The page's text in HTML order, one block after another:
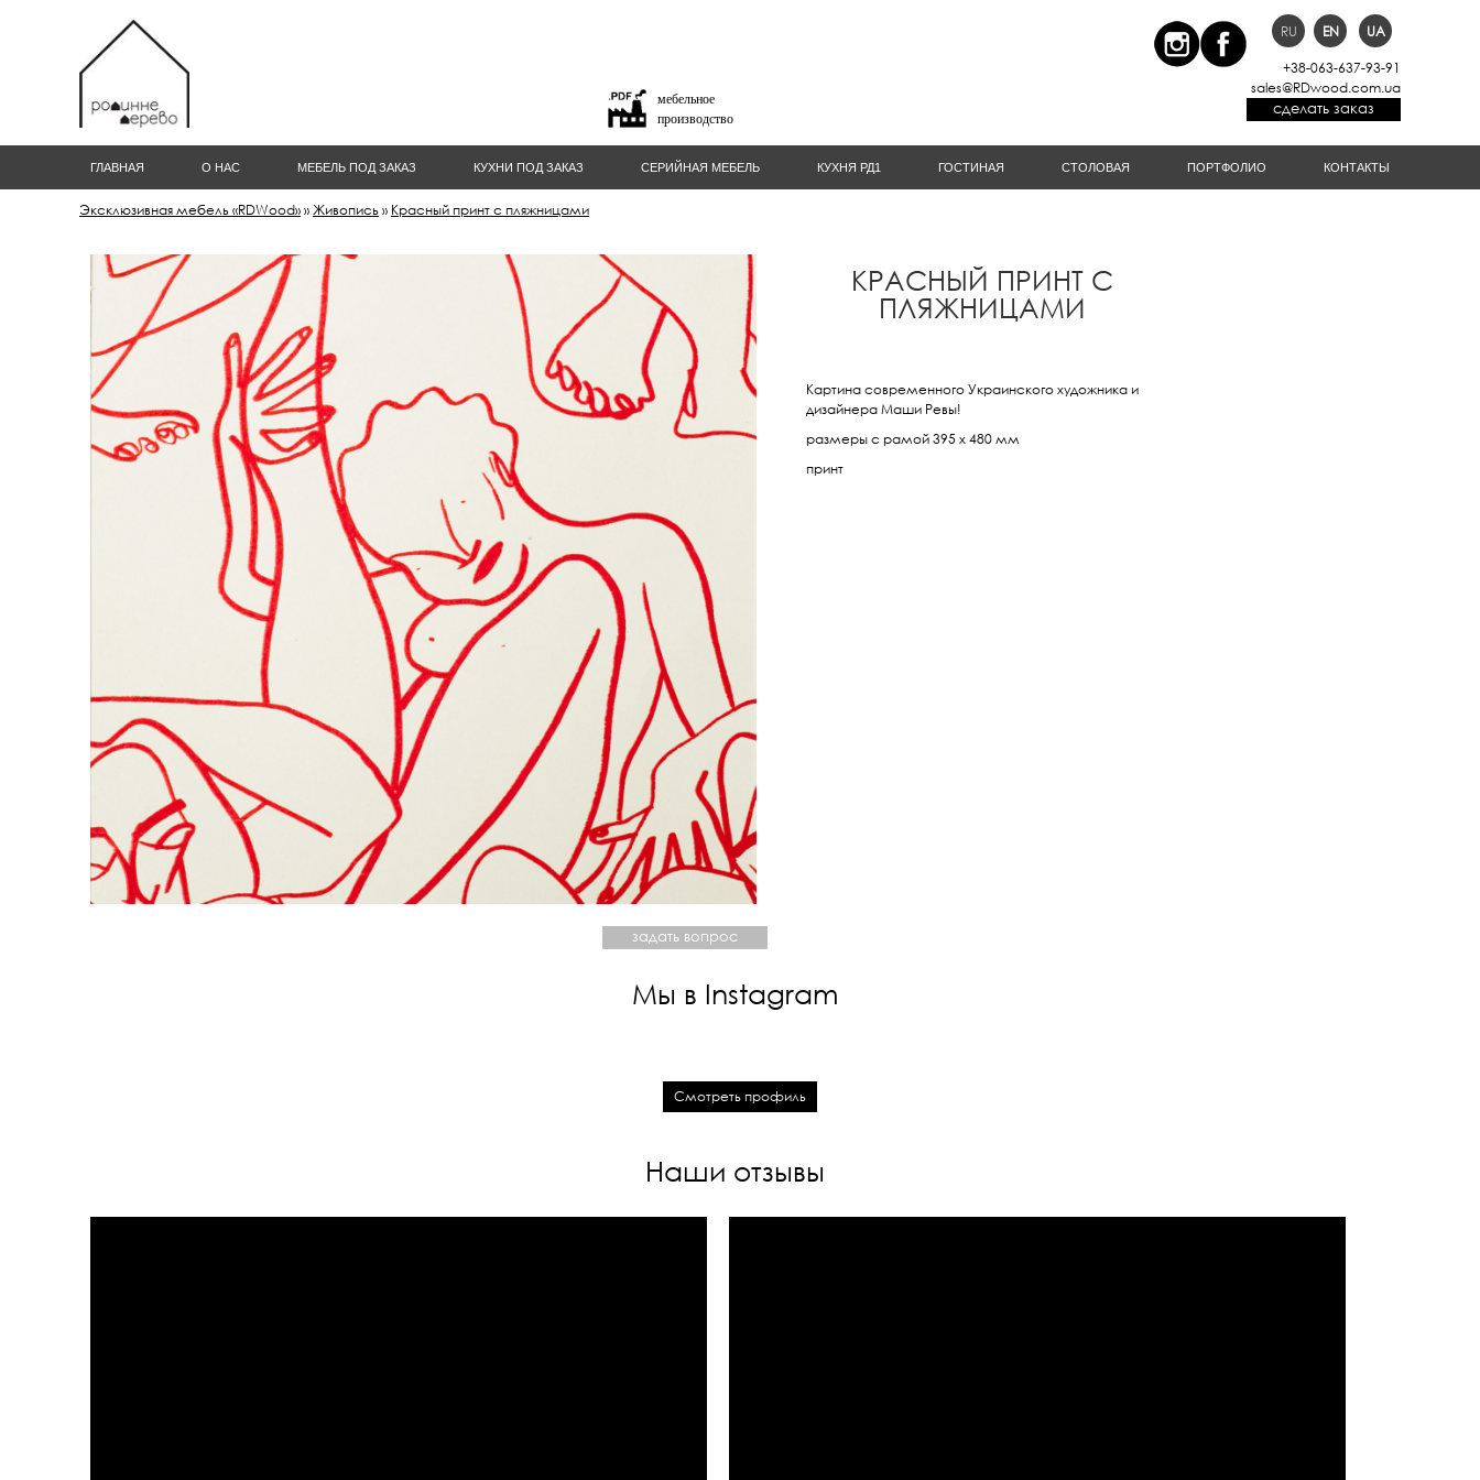
RU EN
UA
+38-063-637-93-91
sales@RDwood.com.ua
сделать заказ
мебельное
производство
ГЛАВНАЯ О НАС МЕБЕЛЬ ПОД ЗАКАЗ КУХНИ ПОД ЗАКАЗ СЕРИЙНАЯ МЕБЕЛЬ КУХНЯ РД1 ГОСТИНАЯ СТОЛОВАЯ ПОРТФОЛИО КОНТАКТЫ
Эксклюзивная мебель «RDWood»»Живопись» Красный принт с пляжницами
задать вопрос
КРАСНЫЙ ПРИНТ С
ПЛЯЖНИЦАМИ
Картина современного Украинского художника и
дизайнера Маши Ревы!
размеры с рамой 395 х 480 мм
принт
Мы в Instagram
Смотреть профиль
Наши отзывы